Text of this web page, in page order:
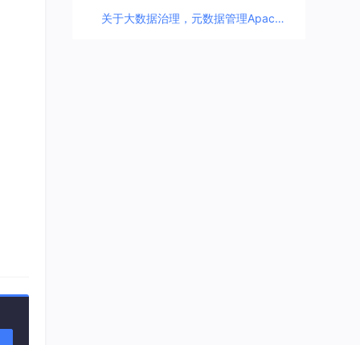
关于大数据治理，元数据管理Apache Atlas技术分享群 QQ群号：725438207